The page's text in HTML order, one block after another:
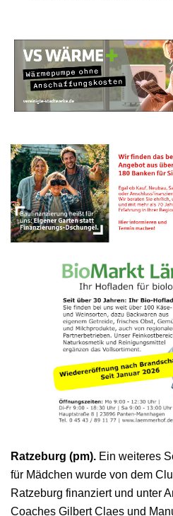
Ratzeburg (pm). Ein weiteres
für Mädchen wurde von dem
Ratzeburg finanziert und unter
Coaches Gilbert Claes und